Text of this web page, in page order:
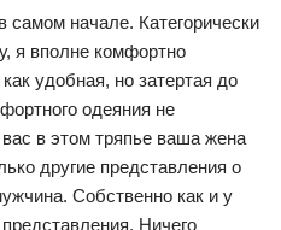
самом начале. Категорически
я вполне комфортно
удобная, но затертая до
одеяния не
в этом тряпье ваша жена
другие представления о
Собственно как и у
Ничего